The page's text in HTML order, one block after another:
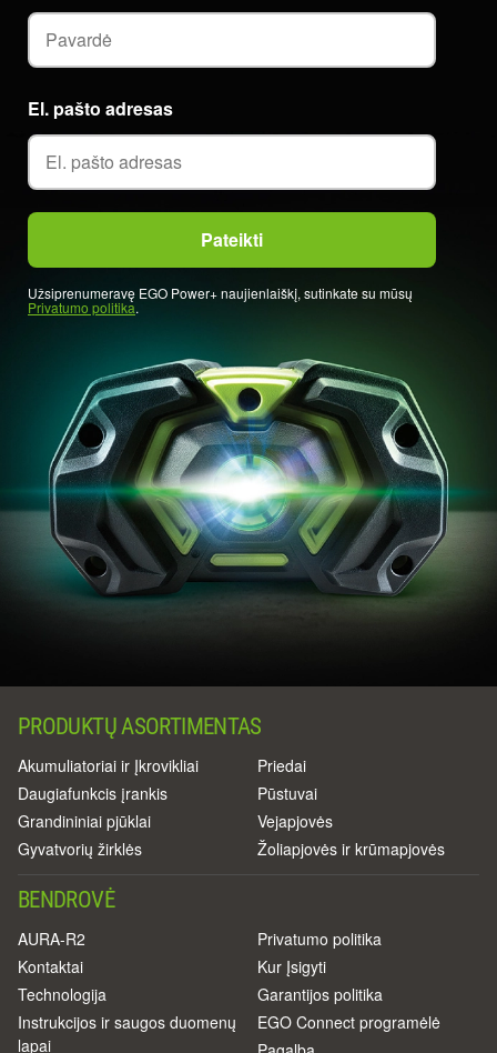
El. pašto adresas
Užsiprenumeravę EGO Power+ naujienlaiškį, sutinkate su mūsų
Privatumo politika.
PRODUKTŲ ASORTIMENTAS
Akumuliatoriai ir Įkrovikliai
Daugiafunkcis įrankis
Grandininiai pjūklai
Gyvatvorių žirklės
Priedai
Pūstuvai
Vejapjovės
Žoliapjovės ir krūmapjovės
BENDROVĖ
AURA-R2
Kontaktai
Technologija
Instrukcijos ir saugos duomenų
lapai
Privatumo politika
Kur Įsigyti
Garantijos politika
EGO Connect programėlė